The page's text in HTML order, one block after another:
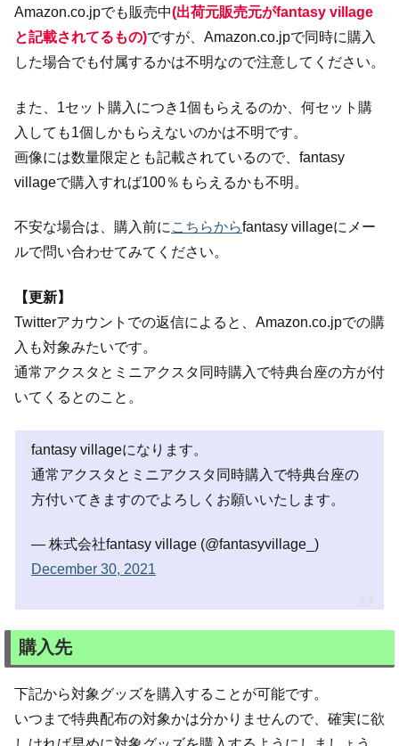
Amazon.co.jpでも販売中(出荷元販売元がfantasy village
と記載されてるもの)ですが、Amazon.co.jpで同時に購入
した場合でも付属するかは不明なので注意してください。
また、1セット購入につき1個もらえるのか、何セット購
入しても1個しかもらえないのかは不明です。
画像には数量限定とも記載されているので、fantasy
villageで購入すれば100％もらえるかも不明。
不安な場合は、購入前に こちらからfantasy villageにメー
ルで問い合わせてみてください。
【更新】
Twitterアカウントでの返信によると、Amazon.co.jpでの購
入も対象みたいです。
通常アクスタとミニアクスタ同時購入で特典台座の方が付
いてくるとのこと。
fantasy villageになります。
通常アクスタとミニアクスタ同時購入で特典台座の
方付いてきますのでよろしくお願いいたします。
— 株式会社fantasy village (@fantasyvillage_)
December 30, 2021
購入先
下記から対象グッズを購入することが可能です。
いつまで特典配布の対象かは分かりませんので、確実に欲